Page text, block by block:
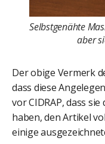
Selbstgenähte
aber
Der obige Vermerk
dass diese
vor CIDRAP, dass
haben, den Artikel
einige